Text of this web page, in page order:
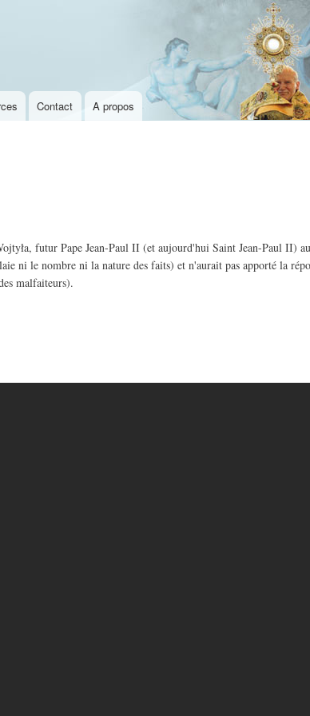
Contact A propos
futur Pape Jean-Paul II (et aujourd'hui Saint Jean-Paul II)
ni le nombre ni la nature des faits) et n'aurait pas apporté la
malfaiteurs).